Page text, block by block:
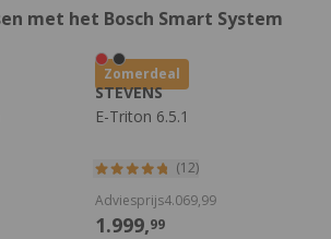
met het Bosch Smart System
Zomerdeal
STEVENS
E-Triton 6.5.1
(12)
1.999,99
Adviesprijs4.069,99